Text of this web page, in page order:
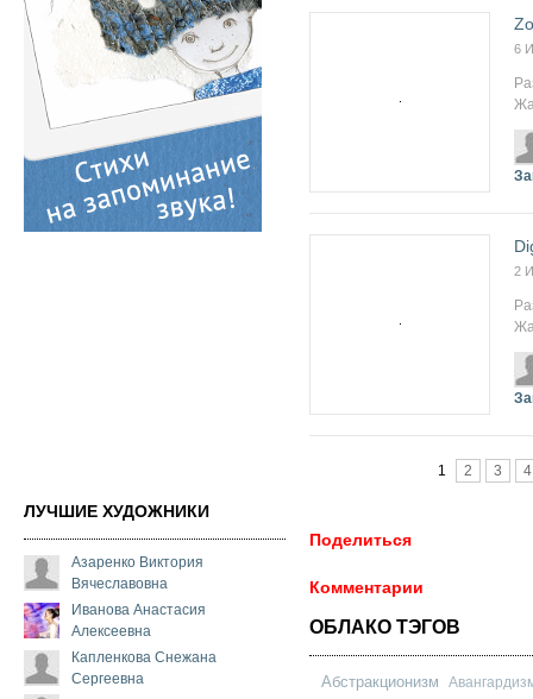
ЛУЧШИЕ ХУДОЖНИКИ
Азаренко Виктория
Вячеславовна
Иванова Анастасия
Алексеевна
Капленкова Снежана
Сергеевна
6
2
1 2 3 4
Поделиться
Комментарии
ОБЛАКО ТЭГОВ
Абстракционизм